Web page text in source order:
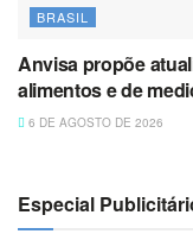
BRASIL
Anvisa propõe
alimentos e de
6 DE AGOSTO DE 2026
Especial